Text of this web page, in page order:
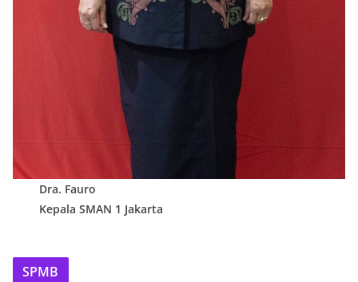
Dra. Fauro
Kepala SMAN 1 Jakarta
SPMB